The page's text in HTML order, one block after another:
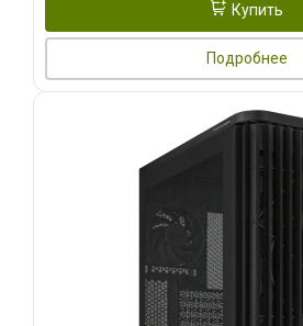
Купить
Подробнее